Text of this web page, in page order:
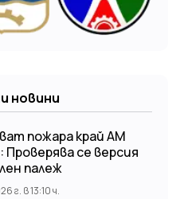
новини
пожара край АМ
Проверява се версия
палеж
г. в 13:10 ч.